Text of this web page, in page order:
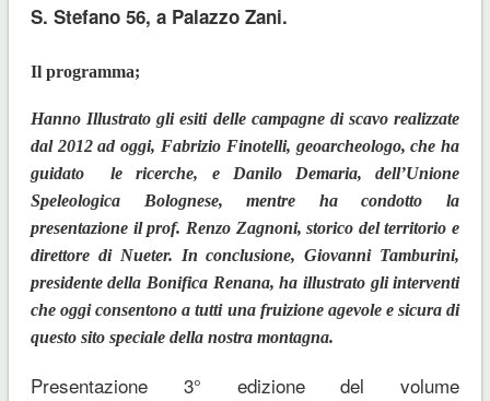
S. Stefano 56, a Palazzo Zani.
Il programma;
Hanno Illustrato gli esiti delle campagne di scavo realizzate
dal 2012 ad oggi, Fabrizio Finotelli, geoarcheologo, che ha
guidato le ricerche, e Danilo Demaria, dell’Unione
Speleologica Bolognese, mentre ha condotto la
presentazione il prof. Renzo Zagnoni, storico del territorio e
direttore di Nueter. In conclusione, Giovanni Tamburini,
presidente della Bonifica Renana, ha illustrato gli interventi
che oggi consentono a tutti una fruizione agevole e sicura di
questo sito speciale della nostra montagna.
Presentazione 3° edizione del volume